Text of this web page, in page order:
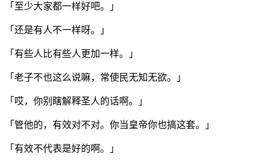
「至少大家都一样好吧。」
「还是有人不一样呀。」
「有些人比有些人更加一样。」
「老子不也这么说嘛，常使民无知无欲。」
「哎，你别瞎解释圣人的话啊。」
「管他的，有效对不对。你当皇帝你也搞这套。」
「有效不代表是好的啊。」